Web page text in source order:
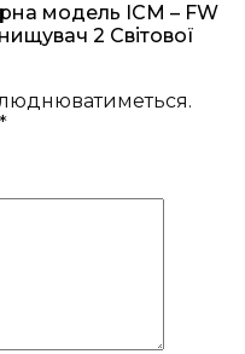
модель ICM – FW
2 Світової
*